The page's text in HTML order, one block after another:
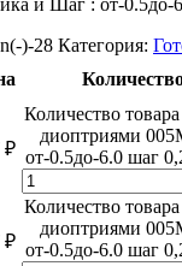
и Шаг : от-0.5до-
)-28 Категория:
₽
Количество
диоптриями
от-0.5до-6.0 шаг
₽
Количество
диоптриями
от-0.5до-6.0 шаг